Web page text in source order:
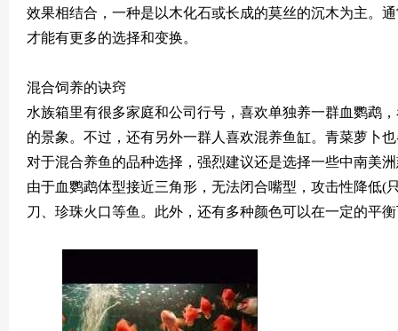
效果相结合，一种是以木化石或长成的莫丝的沉木为主。
才能有更多的选择和变换。
混合饲养的诀窍
水族箱里有很多家庭和公司行号，喜欢单独养一群血鹦鹉
的景象。不过，还有另外一群人喜欢混养鱼缸。青菜萝卜
对于混合养鱼的品种选择，强烈建议还是选择一些中南美
由于血鹦鹉体型接近三角形，无法闭合嘴型，攻击性降低(
刀、珍珠火口等鱼。此外，还有多种颜色可以在一定的平